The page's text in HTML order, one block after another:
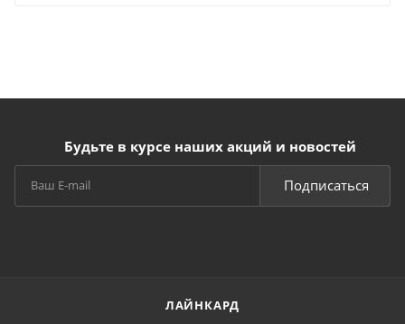
Будьте в курсе наших акций и новостей
Подписаться
ЛАЙНКАРД